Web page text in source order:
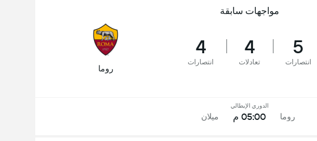
مواجهات سابقة
5
انتصارات
4
تعادلات
4
انتصارات
روما
روما
الدوري الإيطالي
05:00 م ميلان